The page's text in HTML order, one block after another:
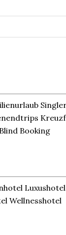
Booking
Wellnesshotel